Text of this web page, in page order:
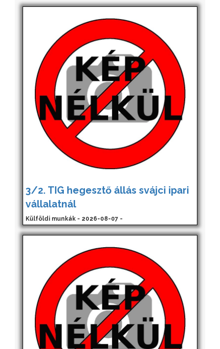
3/2. TIG hegesztő állás svájci ipari
vállalatnál
Külföldi munkák - 2026-08-07 -